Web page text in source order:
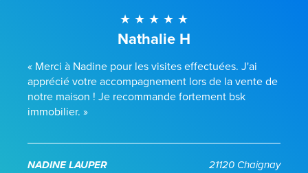
Nathalie H
« Merci à Nadine pour les visites effectuées. J'ai
apprécié votre accompagnement lors de la vente de
notre maison ! Je recommande fortement bsk
immobilier. »
NADINE LAUPER 21120 Chaignay